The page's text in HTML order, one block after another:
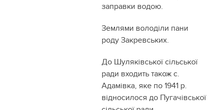
заправки водою.
Землями володіли пани
роду Закревських.
До Шуляківської сільської
ради входить також с.
Адамівка, яке по 1941 р.
відносилося до Пугачівської